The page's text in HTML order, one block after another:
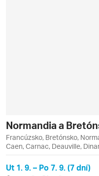
Normandia a
Francúzsko, Bretónsko,
Caen, Carnac, Deauville,
Honfleur, Locronan, Louvre,
Quimper, Rouen
Ut 1. 9. – Po 7. 9. (7 dní)